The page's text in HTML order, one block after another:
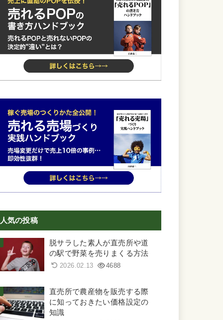
人気の投稿
脱サラした素人が直売所や道
の駅で野菜を売りまくる方法
2026.02.13 4688
直売所で農産物を販売する際
に知っておきたい価格設定の
知識